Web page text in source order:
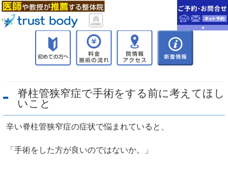
脊柱管狭窄症で手術をする前に考えてほし
いこと
辛い脊柱管狭窄症の症状で悩まれていると、
「手術をした方が良いのではないか。」